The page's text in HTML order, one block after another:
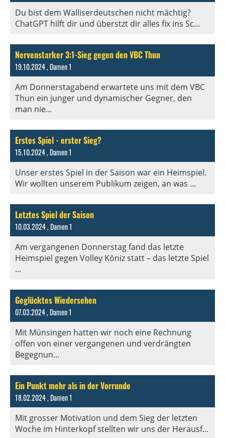
Du bist dem Walliserdeutschen nicht mächtig?
ChatGPT hilft dir und überstzt dir alles fix ins Sc...
Nervenstarker 3:1-Sieg gegen den VBC Thun
19.10.2024, Damen 1
Am Donnerstagabend erwartete uns mit dem VBC
Thun ein junger und dynamischer Gegner, den
man nie...
Erstes Spiel - erster Sieg?
15.10.2024, Damen 1
Unser erstes Spiel in der Saison war ein Heimspiel.
Wir wollten unserem Publikum zeigen, an was ...
Letztes Spiel der Saison
10.03.2024, Damen 1
Am vergangenen Donnerstag fand das letzte
Heimspiel gegen Volley Köniz statt – das letzte Spiel
...
Geglücktes Wiedersehen
07.03.2024, Damen 1
Mit Münsingen hatten wir noch eine Rechnung
offen von einer vergangenen und verdrängten
Begegnun...
Ein Punkt mehr als in der Vorrunde
18.02.2024, Damen 1
Mit grosser Motivation und dem Sieg der letzten
Woche im Hinterkopf stellten wir uns der Herausf...